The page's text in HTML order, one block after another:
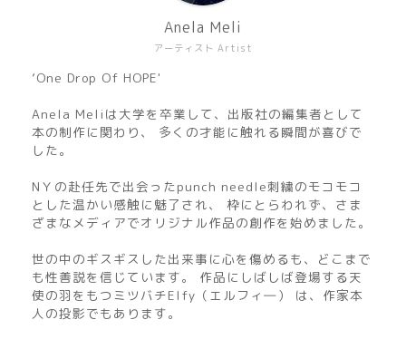
アーティスト Artist
Anela Meli
’One Drop Of HOPE'
Anela Meliは大学を卒業して、出版社の編集者として
本の制作に関わり、 多くの才能に触れる瞬間が喜びで
した。
NＹの赴任先で出会ったpunch needle刺繍のモコモコ
とした温かい感触に魅了され、 枠にとらわれず、さま
ざまなメディアでオリジナル作品の創作を始めました。
世の中のギスギスした出来事に心を傷めるも、どこまで
も性善説を信じています。 作品にしばしば登場する天
使の羽をもつミツバチElfy（エルフィ―） は、作家本
人の投影でもあります。